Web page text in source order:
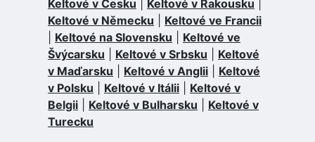
Keltové v Česku Keltové v Rakousku
Keltové v Německu
Keltové ve Francii
Keltové na Slovensku
Keltové ve
Švýcarsku
Keltové v Srbsku
Keltové
v Maďarsku
Keltové v Anglii
Keltové
v Polsku
Keltové v Itálii
Keltové v
Belgii
Keltové v Bulharsku
Keltové v
Turecku